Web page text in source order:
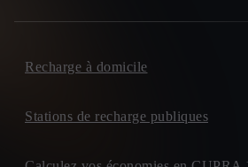
Recharge à domicile
Stations de recharge publiques